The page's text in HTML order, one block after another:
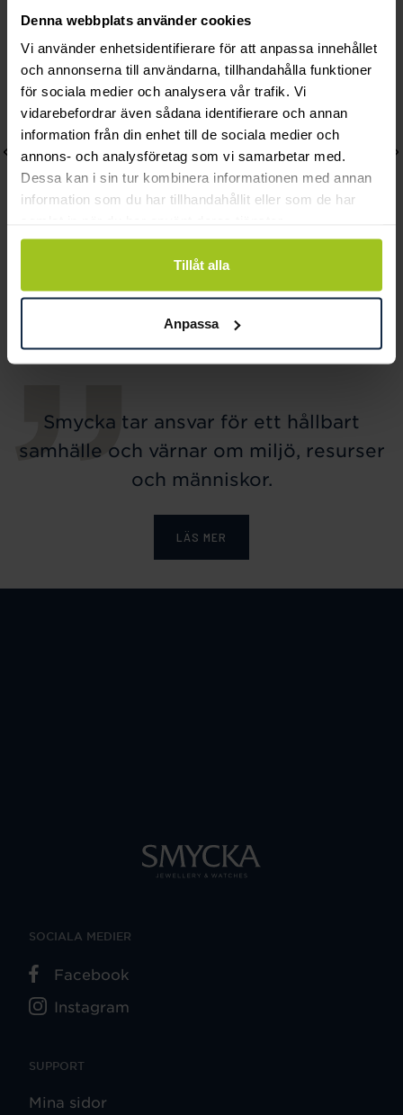
Denna webbplats använder cookies
Vi använder enhetsidentifierare för att anpassa innehållet
och annonserna till användarna, tillhandahålla funktioner
för sociala medier och analysera vår trafik. Vi
vidarebefordrar även sådana identifierare och annan
information från din enhet till de sociala medier och
annons- och analysföretag som vi samarbetar med.
Dessa kan i sin tur kombinera informationen med annan
information som du har tillhandahållit eller som de har
Tillåt alla
Anpassa
Pris
2 490 kr
Smycka tar ansvar för ett hållbart
samhälle och värnar om miljö, resurser
och människor.
LÄS MER
SUPPORT
Mina sidor
SOCIALA MEDIER
Facebook
Instagram